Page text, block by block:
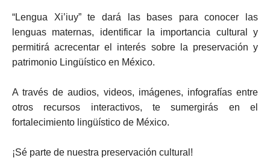
“Lengua Xi’iuy” te dará las bases para conocer las
lenguas maternas, identificar la importancia cultural y
permitirá acrecentar el interés sobre la preservación y
patrimonio Lingüístico en México.
A través de audios, videos, imágenes, infografías entre
otros recursos interactivos, te sumergirás en el
fortalecimiento lingüístico de México.
¡Sé parte de nuestra preservación cultural!